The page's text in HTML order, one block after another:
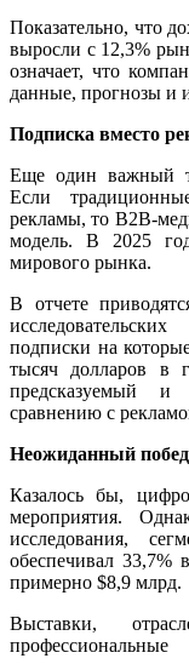
Показательно, что
выросли с 12,3%
означает, что
данные, прогнозы и
Подписка вместо
Еще один важный
Если
рекламы, то B2B-
модель. В 2025
мирового рынка.
В отчете
подписки на
тысяч долларов в
предсказуемый
сравнению с
Неожиданный
Казалось бы,
мероприятия.
исследования,
обеспечивал 33,7%
примерно $8,9 млрд.
Выставки,